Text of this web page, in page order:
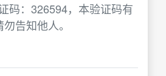
码：326594，本验证码有
告知他人。